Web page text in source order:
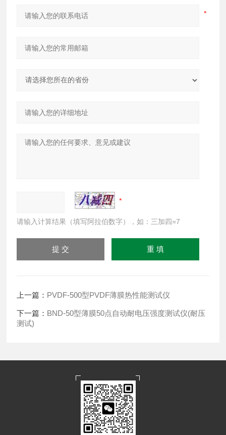
请输入计算结果（填写阿拉伯数字），如：三加四=7
上一篇： PVDF-500型PVDF薄膜热性能测试仪
下一篇： BND-50型薄膜50点自动耐电压强度测试仪(耐压
测试)